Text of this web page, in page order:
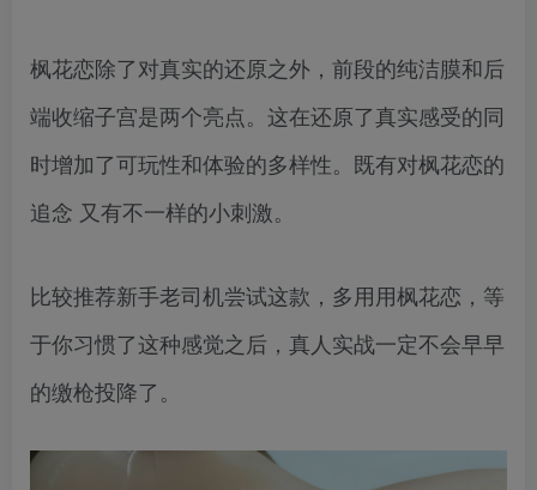
枫花恋除了对真实的还原之外，前段的纯洁膜和后
端收缩子宫是两个亮点。这在还原了真实感受的同
时增加了可玩性和体验的多样性。既有对枫花恋的
追念 又有不一样的小刺激。
比较推荐新手老司机尝试这款，多用用枫花恋，等
于你习惯了这种感觉之后，真人实战一定不会早早
的缴枪投降了。